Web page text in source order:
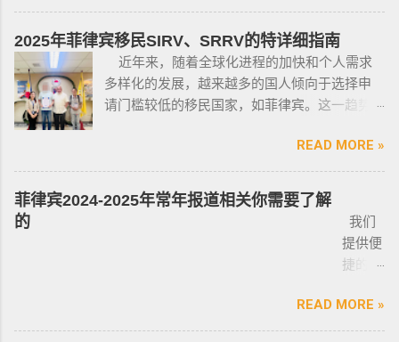
处于实际的威胁之下，或者由于职业丶专业或
商业性质而处于危险之中的人，才会被认定为
有资格申请。 由于经商需要，存在较高风险成
为犯罪分子目标的商人，也可以申请携带许可
证。 据悉，这些行业的人们必须通过药物和心
的两年以上徒刑的案子，才可以获得特殊枪支
下，才可以携带枪支。 菲律宾当局表示，新法
律将帮助他们更好地规范使用枪械，遏制涉枪
犯罪。 该法律更严厉规定，个人如果非法持有
无牌枪支且被定罪的话，将面临至少入狱30
禁止公民携带枪支进入公共场合的禁令，即使
是未当班的警察，在公共场合携带配枪，也会
什么是遣返令VDO（Voluntary Deportation
Order） 一般都是非法行为导致被遣返，情节比
较严重。例如19-20年，很多客户是非法用落地
签转旅游签。 一般遣返客户都会成为“菲律宾不
次再来需要洗黑。 哪些情况会被遣返？ 1. 落地
签转旅游签的旅客，如果没有提前在移民局处
理，出境在机场就被扣护照。 2. 2016年克拉克
事件被抓的，又保关入境的客户必须要做遣返
才能出境。 3. 在菲律宾工作无牌照被本地警察
抓，在拘留所等待遣返或保出来做遣返。 4. 在
5. 在机场海关是黑名单保关入境的，回国要做
有限的新人提供参考，大神勿喷。 废话不多
说，菲律宾买车的时候最好选择本地人开的车
行，年限4年内的最好，一般没啥通病，最好自
己去网上搜索，二手车网站也可以，原因我就
不详细说明了，中国人卖的车很多调表 很多有
暗伤才卖； 找到你心爱的车的时候千万不要着
急下单，一定要多渠道比价，多维度评估，最
车人和 和你交易的是不是同一个人 ； 在菲买二
手车一般都是车主将车卖给车行，车行再把车
卖给你，所以有几个细节你要注意了： 1、你会
拿到两份合同，第一份是车主卖给车行的，这
是否一致，车主ID和车行老板ID复印件作为合同
附件一同给你，每一个ID旁边都要有车主的签
2025年菲律宾移民SIRV、SRRV的特详细指南
近年来，随着全球化进程的加快和个人需求
多样化的发展，越来越多的国人倾向于选择申
请门槛较低的移民国家，如菲律宾。这一趋势
申请菲律宾的移民签证呢？ 接下来，我们将
分析菲律宾移民签证之所以 备受欢迎的几大原
因，并简要概述其申请条件与流程。菲律宾移
民签证和其他国家相比有很多独特的优势：其
申请成本相对较低，地理位置与中国相近，没
有繁琐的移民监限制，为申请者提供了极大的
便利与自由。 在菲律宾，主要有两种移民
签证：SRRV（退休移民签证）和SIRV（投资移
READ MORE »
菲律宾2024-2025年常年报道相关你需要了解
的
我们
提供便
捷的菲
侨常年
报道服
READ MORE »